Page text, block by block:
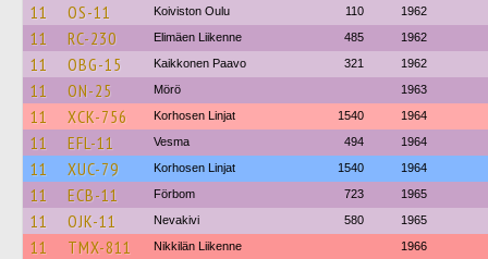
11 OS-11 Koiviston Oulu 110 1962
11 RC-230 Elimäen Liikenne 485 1962
11 OBG-15 Kaikkonen Paavo 321 1962
11 ON-25 Mörö 1963
11 XCK-756 Korhosen Linjat 1540 1964
11 EFL-11 Vesma 494 1964
11 XUC-79 Korhosen Linjat 1540 1964
11 ECB-11 Förbom 723 1965
11 OJK-11 Nevakivi 580 1965
11 TMX-811 Nikkilän Liikenne 1966